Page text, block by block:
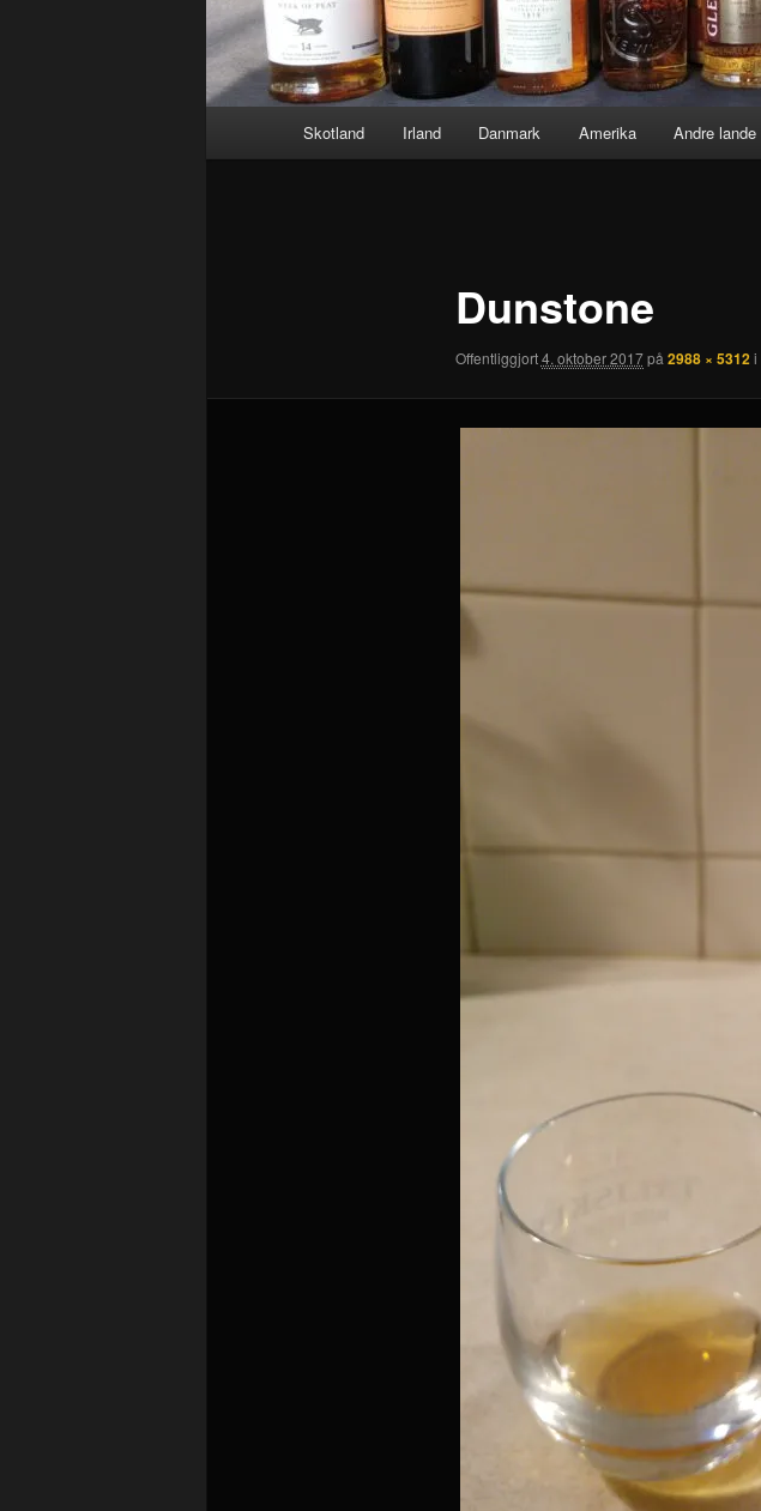
Skotland Irland Danmark Amerika Andre lande
Dunstone
Offentliggjort4. oktober 2017på 2988 × 5312i